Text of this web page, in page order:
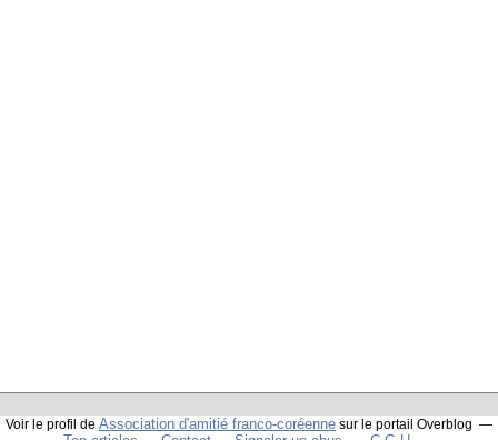
Voir le profil de Association d'amitié franco-coréenne sur le portail Overblog